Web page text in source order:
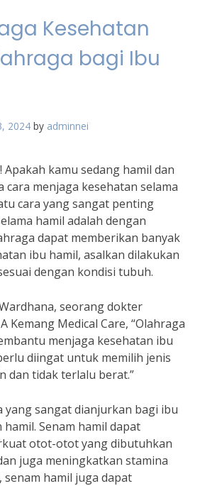
Kesehatan
bagi Ibu
2024 by adminnei
Apakah kamu sedang hamil dan
cara menjaga kesehatan selama
cara yang sangat penting
hamil adalah dengan
dapat memberikan banyak
ibu hamil, asalkan dilakukan
dengan kondisi tubuh.
seorang dokter
Kemang Medical Care, “Olahraga
menjaga kesehatan ibu
diingat untuk memilih jenis
dan tidak terlalu berat.”
yang sangat dianjurkan bagi ibu
hamil. Senam hamil dapat
otot-otot yang dibutuhkan
juga meningkatkan stamina
senam hamil juga dapat